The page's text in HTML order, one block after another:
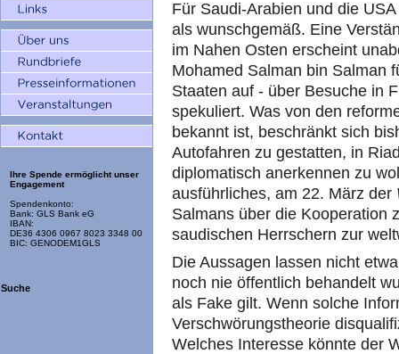
Ihre Spende ermöglicht unser
Engagement
Spendenkonto:
Bank: GLS Bank eG
IBAN:
DE36 4306 0967 8023 3348 00
BIC: GENODEM1GLS
Suche
Für Saudi-Arabien und die
als wunschgemäß. Eine
im Nahen Osten erscheint
Mohamed Salman bin Salman
Staaten auf - über Besuche in
spekuliert. Was von den
bekannt ist, beschränkt sich
Autofahren zu gestatten, in
diplomatisch anerkennen zu
ausführliches, am 22. März der
Salmans über die Kooperation
saudischen Herrschern zur
Die Aussagen lassen nicht
noch nie öffentlich behandelt
als Fake gilt. Wenn solche
Verschwörungstheorie
Welches Interesse könnte der